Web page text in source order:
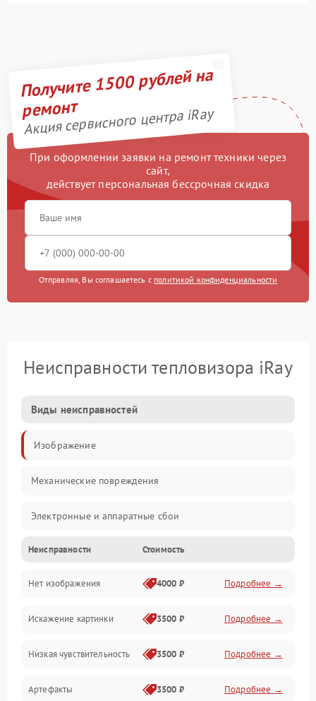
Получите 1500 рублей на
ремонт
Акция сервисного центра iRay
При оформлении заявки на ремонт техники через
сайт,
действует персональная бессрочная скидка
Отправляя, Вы соглашаетесь с политикой конфиденциальности
Неисправности тепловизора iRay
Виды неисправностей
Изображение
Механические повреждения
Электронные и аппаратные сбои
Неисправности сенсора и оптики
Программные ошибки
Электропитание
Измерения
Матрица
Неисправности Стоимость
Нет изображения 4000 ₽ Подробнее →
Искажение картинки 3500 ₽ Подробнее →
Низкая чувствительность 3500 ₽ Подробнее →
Артефакты 3500 ₽ Подробнее →